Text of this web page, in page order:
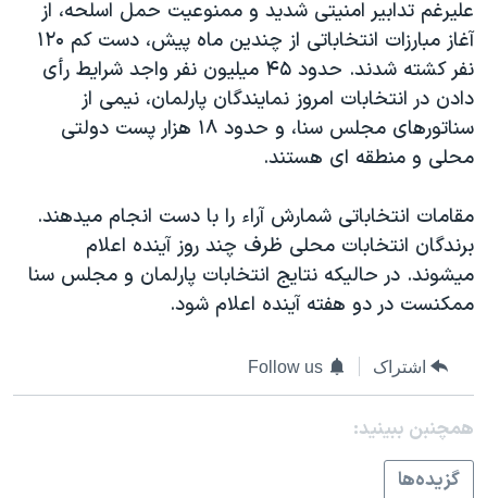
اسرائیل در جنگ
گالری عکس
آرشیو پخش زنده
ورزش زنان در ایران
اعتراضات زن، زندگی، آزادی
مجموعه مستندهای دادخواهی
تریبونال مردمی آبان ۹۸
دادگاه حمید نوری
چهل سال گروگان‌گیری
قانون شفافیت دارائی کادر رهبری ایران
اعتراضات مردمی آبان ۹۸
نرگس محمدی برنده جایزه نوبل صلح
صفحه‌های ویژه
سفر پرزیدنت ترامپ به چین
علیرغم تدابیر امنیتی شدید و ممنوعیت حمل اسلحه، از
آغاز مبارزات انتخاباتی از چندین ماه پیش، دست کم ۱۲۰
نفر کشته شدند. حدود ۴۵ میلیون نفر واجد شرایط رأی
دادن در انتخابات امروز نمایندگان پارلمان، نیمی از
سناتورهای مجلس سنا، و حدود ۱۸ هزار پست دولتی
محلی و منطقه ای هستند.
مقامات انتخاباتی شمارش آراء را با دست انجام میدهند.
برندگان انتخابات محلی ظرف چند روز آینده اعلام
میشوند. در حالیکه نتایج انتخابات پارلمان و مجلس سنا
ممکنست در دو هفته آینده اعلام شود.
اشتراک Follow us
همچنبن ببینید:
گزيده‌ها